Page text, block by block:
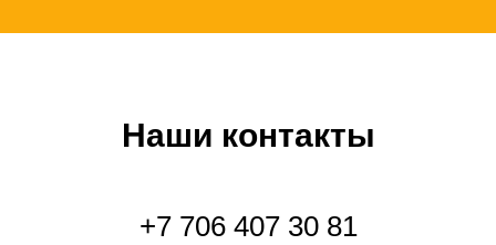
Наши контакты
+7 706 407 30 81